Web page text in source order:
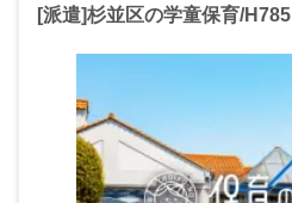
[派遣]杉並区の学童保育/H785